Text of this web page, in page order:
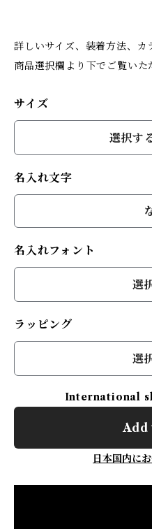
詳しいサイズ、装着方法、カ
商品選択欄より下でご覧いた
サイズ
選択す
名入れ文字
名入れフォント
選
ラッピング
選
International
Add
日本国内に